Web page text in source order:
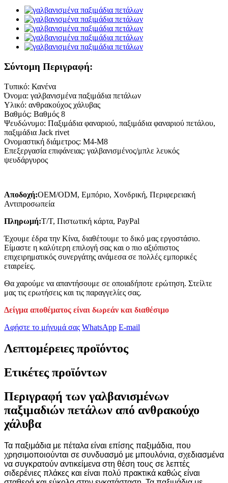
Σύντομη Περιγραφή:
Τυπικό: Κανένα
Όνομα: γαλβανισμένα παξιμάδια πετάλων
Υλικό: ανθρακούχος χάλυβας
Βαθμός: Βαθμός 8
Ψευδώνυμο: Παξιμάδια φαναριού, παξιμάδια φαναριού πετάλου,
παξιμάδια Jack rivet
Ονομαστική διάμετρος: M4-M8
Επεξεργασία επιφάνειας: γαλβανισμένος/μπλε λευκός
ψευδάργυρος
Αποδοχή:OEM/ODM, Εμπόριο, Χονδρική, Περιφερειακή
Αντιπροσωπεία
Πληρωμή:T/T, Πιστωτική κάρτα, PayPal
Έχουμε έδρα την Κίνα, διαθέτουμε το δικό μας εργοστάσιο.
Είμαστε η καλύτερη επιλογή σας και ο πιο αξιόπιστος
επιχειρηματικός συνεργάτης ανάμεσα σε πολλές εμπορικές
εταιρείες.
Θα χαρούμε να απαντήσουμε σε οποιαδήποτε ερώτηση. Στείλτε
μας τις ερωτήσεις και τις παραγγελίες σας.
Δείγμα αποθέματος είναι δωρεάν και διαθέσιμο
Αφήστε το μήνυμά σας WhatsApp E-mail
Λεπτομέρειες προϊόντος
Ετικέτες προϊόντων
Περιγραφή των γαλβανισμένων
παξιμαδιών πετάλων από ανθρακούχο
χάλυβα
Τα παξιμάδια με πέταλα είναι επίσης παξιμάδια, που
χρησιμοποιούνται σε συνδυασμό με μπουλόνια, σχεδιασμένα
να συγκρατούν αντικείμενα στη θέση τους σε λεπτές
σιδερένιες πλάκες και είναι πολύ πρακτικά καθώς είναι